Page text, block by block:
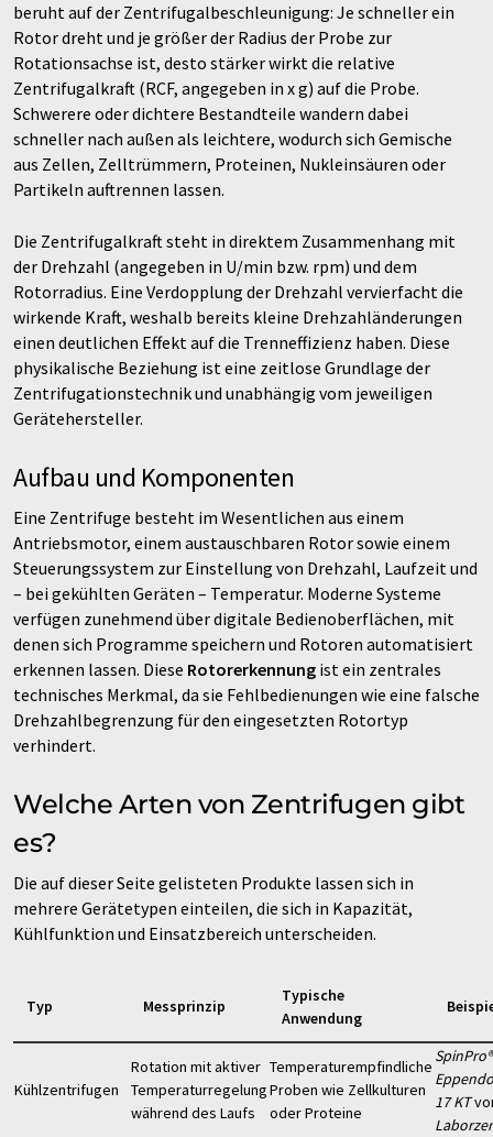
beruht auf der Zentrifugalbeschleunigung: Je schneller ein
Rotor dreht und je größer der Radius der Probe zur
Rotationsachse ist, desto stärker wirkt die relative
Zentrifugalkraft (RCF, angegeben in x g) auf die Probe.
Schwerere oder dichtere Bestandteile wandern dabei
schneller nach außen als leichtere, wodurch sich Gemische
aus Zellen, Zelltrümmern, Proteinen, Nukleinsäuren oder
Partikeln auftrennen lassen.
Die Zentrifugalkraft steht in direktem Zusammenhang mit
der Drehzahl (angegeben in U/min bzw. rpm) und dem
Rotorradius. Eine Verdopplung der Drehzahl vervierfacht die
wirkende Kraft, weshalb bereits kleine Drehzahländerungen
einen deutlichen Effekt auf die Trenneffizienz haben. Diese
physikalische Beziehung ist eine zeitlose Grundlage der
Zentrifugationstechnik und unabhängig vom jeweiligen
Gerätehersteller.
Aufbau und Komponenten
Eine Zentrifuge besteht im Wesentlichen aus einem
Antriebsmotor, einem austauschbaren Rotor sowie einem
Steuerungssystem zur Einstellung von Drehzahl, Laufzeit und
– bei gekühlten Geräten – Temperatur. Moderne Systeme
verfügen zunehmend über digitale Bedienoberflächen, mit
denen sich Programme speichern und Rotoren automatisiert
erkennen lassen. Diese Rotorerkennung ist ein zentrales
technisches Merkmal, da sie Fehlbedienungen wie eine falsche
Drehzahlbegrenzung für den eingesetzten Rotortyp
verhindert.
Welche Arten von Zentrifugen gibt
es?
Die auf dieser Seite gelisteten Produkte lassen sich in
mehrere Gerätetypen einteilen, die sich in Kapazität,
Kühlfunktion und Einsatzbereich unterscheiden.
Typ Messprinzip
Typische
Anwendung
Kühlzentrifugen
Rotation mit aktiver
Temperaturregelung
während des Laufs
Temperaturempfindliche
Proben wie Zellkulturen
oder Proteine
17 KT